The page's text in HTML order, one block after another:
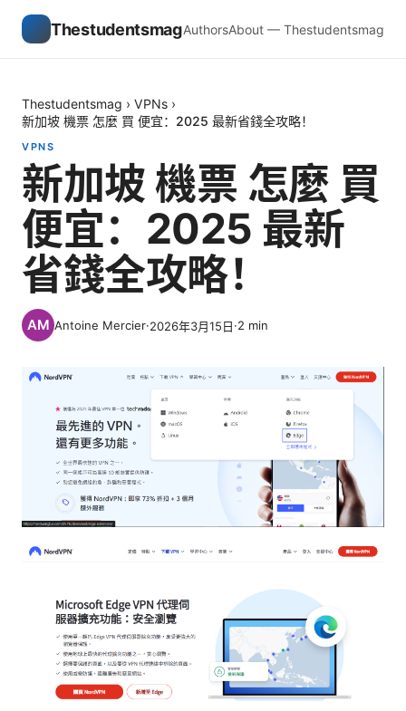
ThestudentsmagAuthorsAbout — Thestudentsmag
Thestudentsmag › VPNs ›
新加坡 機票 怎麼 買 便宜：2025 最新省錢全攻略！
VPNS
新加坡 機票 怎麼 買
便宜：2025 最新
省錢全攻略！
Antoine Mercier·2026年3月15日·2 min